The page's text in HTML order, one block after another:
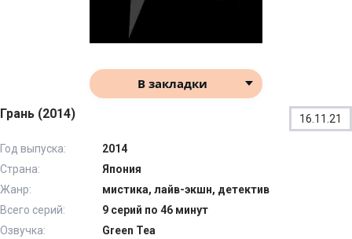
В закладки
Грань (2014) 16.11.21
Год выпуска:
2014
Страна:
Япония
Жанр:
мистика, лайв-экшн, детектив
Всего серий:
9 серий по 46 минут
Озвучка:
Green Tea